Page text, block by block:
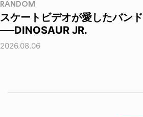
RANDOM
スケートビデオが愛したバンド
──DINOSAUR JR.
2026.08.06